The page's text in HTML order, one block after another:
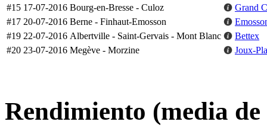
#15 17-07-2016 Bourg-en-Bresse - Culoz
Grand
#17 20-07-2016 Berne - Finhaut-Emosson
#19 22-07-2016 Albertville - Saint-Gervais - Mont Blanc
Bettex
#20 23-07-2016 Megève - Morzine Joux-
Rendimiento (media